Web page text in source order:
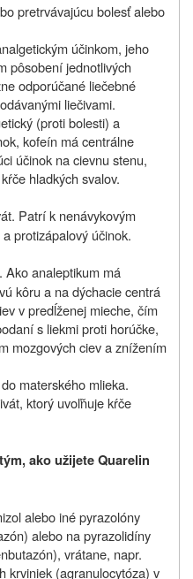
pretrvávajúcu bolesť alebo
účinkom, jeho
pôsobení jednotlivých
odporúčané liečebné
liečivami.
(proti bolesti) a
kofeín má centrálne
účinok na cievnu stenu,
hladkých svalov.
Patrí k nenávykovým
protizápalový účinok.
Ako analeptikum má
kôru a na dýchacie centrá
v predĺženej mieche, čím
s liekmi proti horúčke,
mozgových ciev a znížením
materského mlieka.
ktorý uvoľňuje kŕče
ako užijete Quarelin
alebo iné pyrazolóny
alebo na pyrazolidíny
vrátane, napr.
krviniek (agranulocytóza) v